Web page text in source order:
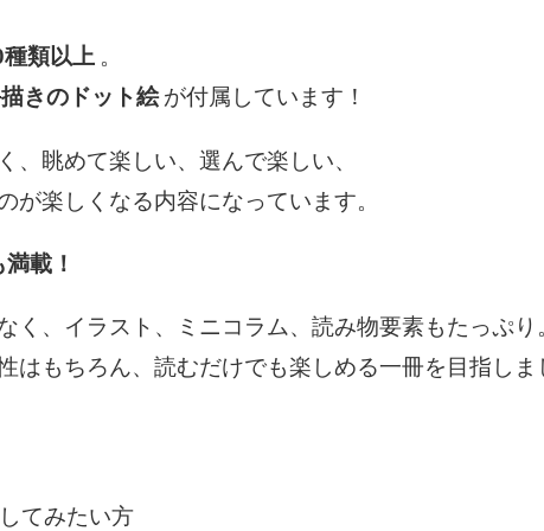
類以上 。
きのドット絵 が付属しています！
、眺めて楽しい、選んで楽しい、
が楽しくなる内容になっています。
載！
く、イラスト、ミニコラム、読み物要素もたっぷり
はもちろん、読むだけでも楽しめる一冊を目指しま
てみたい方